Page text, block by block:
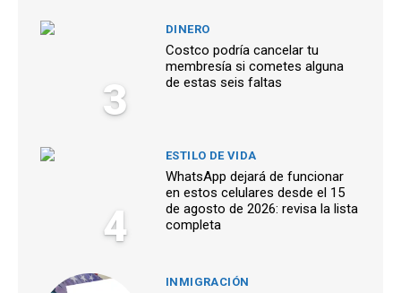
3
DINERO
Costco podría cancelar tu
membresía si cometes alguna
de estas seis faltas
4
ESTILO DE VIDA
WhatsApp dejará de funcionar
en estos celulares desde el 15
de agosto de 2026: revisa la lista
completa
INMIGRACIÓN